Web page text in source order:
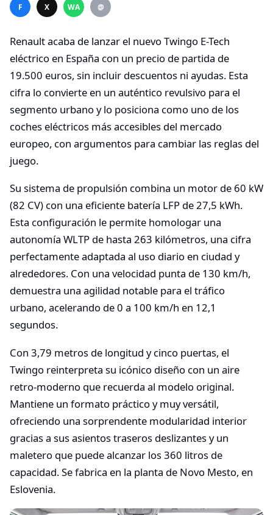
F X WA @
Renault acaba de lanzar el nuevo Twingo E-Tech
eléctrico en España con un precio de partida de
19.500 euros, sin incluir descuentos ni ayudas. Esta
cifra lo convierte en un auténtico revulsivo para el
segmento urbano y lo posiciona como uno de los
coches eléctricos más accesibles del mercado
europeo, con argumentos para cambiar las reglas del
juego.
Su sistema de propulsión combina un motor de 60 kW
(82 CV) con una eficiente batería LFP de 27,5 kWh.
Esta configuración le permite homologar una
autonomía WLTP de hasta 263 kilómetros, una cifra
perfectamente adaptada al uso diario en ciudad y
alrededores. Con una velocidad punta de 130 km/h,
demuestra una agilidad notable para el tráfico
urbano, acelerando de 0 a 100 km/h en 12,1
segundos.
Con 3,79 metros de longitud y cinco puertas, el
Twingo reinterpreta su icónico diseño con un aire
retro-moderno que recuerda al modelo original.
Mantiene un formato práctico y muy versátil,
ofreciendo una sorprendente modularidad interior
gracias a sus asientos traseros deslizantes y un
maletero que puede alcanzar los 360 litros de
capacidad. Se fabrica en la planta de Novo Mesto, en
Eslovenia.